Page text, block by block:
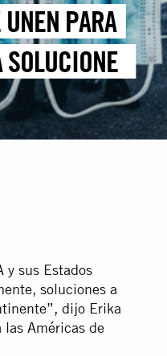
PARA
EN LA
y sus Estados
soluciones a
dijo Erika
las Américas de